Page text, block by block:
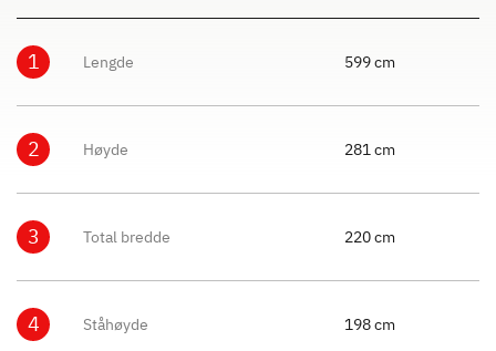
1 Lengde 599 cm
2 Høyde 281 cm
3 Total bredde 220 cm
4 Ståhøyde 198 cm